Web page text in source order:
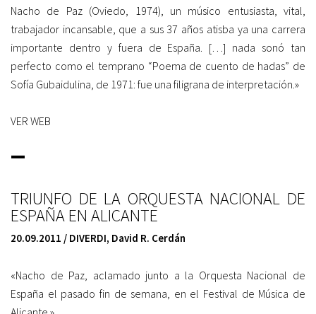
Nacho de Paz (Oviedo, 1974), un músico entusiasta, vital,
trabajador incansable, que a sus 37 años atisba ya una carrera
importante dentro y fuera de España. […] nada sonó tan
perfecto como el temprano “Poema de cuento de hadas” de
Sofía Gubaidulina, de 1971: fue una filigrana de interpretación.»
VER WEB
TRIUNFO DE LA ORQUESTA NACIONAL DE
ESPAÑA EN ALICANTE
20.09.2011 / DIVERDI, David R. Cerdán
«Nacho de Paz, aclamado junto a la Orquesta Nacional de
España el pasado fin de semana, en el Festival de Música de